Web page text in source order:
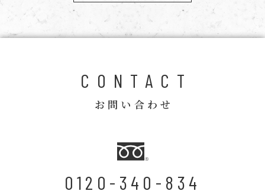
CONTACT
お問い合わせ
0120-340-834